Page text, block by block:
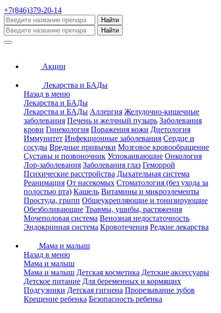
+7(846)379-20-14
Найти
Найти
Акции
Лекарства и БАДы
Назад в меню
Лекарства и БАДы
Лекарства и БАДы Аллергия Желудочно-кишечные
заболевания Печень и желчный пузырь Заболевания
крови Гинекология Поражения кожи Диетология
Иммунитет Инфекционные заболевания Сердце и
сосуды Вредные привычки Мозговое кровообращение
Суставы и позвоночник Успокаивающие Онкология
Лор-заболевания Заболевания глаз Геморрой
Психические расстройства Дыхательная система
Реанимация От насекомых Стоматология (без ухода за
полостью рта) Кашель Витамины и микроэлементы
Простуда, грипп Общеукрепляющие и тонизирующие
Обезболивающие Травмы, ушибы, растяжения
Мочеполовая система Венозная недостаточность
Эндокринная система Кровотечения Редкие лекарства
Мама и малыш
Назад в меню
Мама и малыш
Мама и малыш Детская косметика Детские аксессуары
Детское питание Для беременных и кормящих
Подгузники Детская гигиена Прорезывание зубов
Крещение ребенка Безопасность ребенка